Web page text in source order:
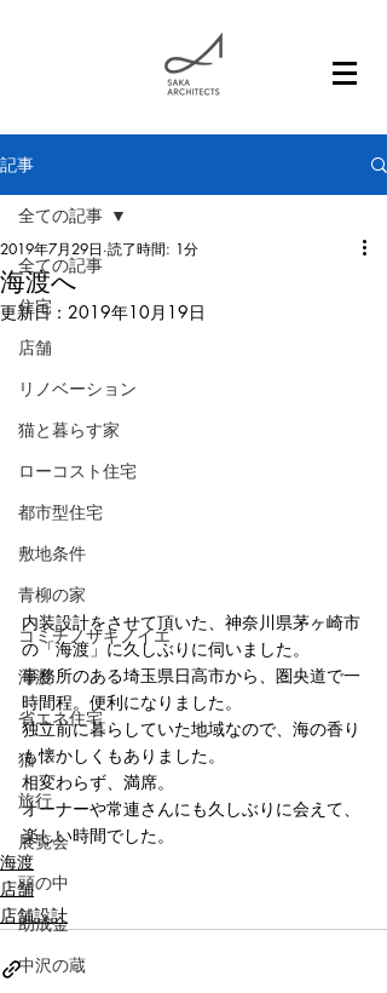
記事
全ての記事
住宅
店舗
リノベーション
猫と暮らす家
ローコスト住宅
都市型住宅
敷地条件
青柳の家
コミチノサキノイエ
海渡
省エネ住宅
猫
旅行
展覧会
頭の中
助成金
中沢の蔵
全ての記事
海渡へ
2019年7月29日 読了時間: 1分
更新日： 2019年10月19日
内装設計をさせて頂いた、神奈川県茅ヶ崎市
の「海渡」に久しぶりに伺いました。
事務所のある埼玉県日高市から、圏央道で一
時間程。便利になりました。
独立前に暮らしていた地域なので、海の香り
も懐かしくもありました。
相変わらず、満席。
オーナーや常連さんにも久しぶりに会えて、
楽しい時間でした。
海渡
店舗
店舗設計